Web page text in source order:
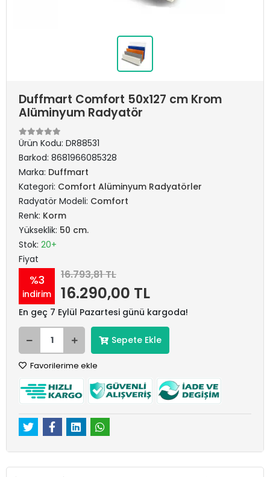
Duffmart Comfort 50x127 cm Krom
Alüminyum Radyatör
Ürün Kodu: DR88531
Barkod: 8681966085328
Marka: Duffmart
Kategori: Comfort Alüminyum Radyatörler
Radyatör Modeli: Comfort
Renk: Korm
Yükseklik: 50 cm.
Stok: 20+
Fiyat
%3
indirim
16.793,81 TL
16.290,00 TL
En geç 7 Eylül Pazartesi günü kargoda!
Sepete Ekle
Favorilerime ekle